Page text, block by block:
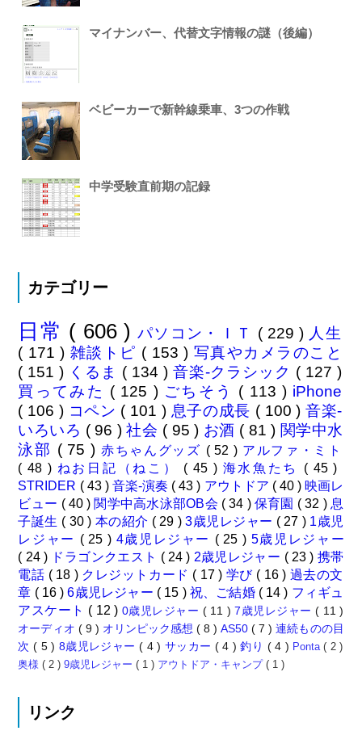
マイナンバー、代替文字情報の謎（後編）
ベビーカーで新幹線乗車、3つの作戦
中学受験直前期の記録
カテゴリー
日常 ( 606 )パソコン・ＩＴ ( 229 ) 人生
( 171 ) 雑談トピ ( 153 ) 写真やカメラのこと
( 151 ) くるま ( 134 ) 音楽-クラシック ( 127 )
買ってみた ( 125 ) ごちそう ( 113 ) iPhone
( 106 ) コペン ( 101 ) 息子の成長 ( 100 )音楽-
いろいろ ( 96 )社会 ( 95 ) お酒 ( 81 ) 関学中水
泳部 ( 75 ) 赤ちゃんグッズ ( 52 ) アルファ・ミト
( 48 ) ねお日記（ねこ） ( 45 ) 海水魚たち ( 45 )
STRIDER ( 43 ) 音楽-演奏 ( 43 ) アウトドア ( 40 ) 映画レ
ビュー ( 40 ) 関学中高水泳部OB会 ( 34 ) 保育園 ( 32 ) 息
子誕生 ( 30 ) 本の紹介 ( 29 )3歳児レジャー ( 27 ) 1歳児
レジャー ( 25 ) 4歳児レジャー ( 25 ) 5歳児レジャー
( 24 ) ドラゴンクエスト ( 24 ) 2歳児レジャー ( 23 ) 携帯
電話 ( 18 ) クレジットカード ( 17 ) 学び ( 16 ) 過去の文
章 ( 16 )6歳児レジャー ( 15 ) 祝、ご結婚 ( 14 ) フィギュ
アスケート ( 12 ) 0歳児レジャー ( 11 )7歳児レジャー( 11 )
オーディオ ( 9 ) オリンピック感想( 8 )AS50( 7 )連続ものの目
次( 5 ) 8歳児レジャー( 4 ) サッカー ( 4 )釣り ( 4 ) Ponta( 2 )
奥様( 2 )9歳児レジャー( 1 ) アウトドア・キャンプ( 1 )
リンク